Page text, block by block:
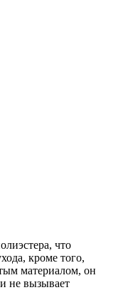
что
кроме того,
материалом, он
не вызывает